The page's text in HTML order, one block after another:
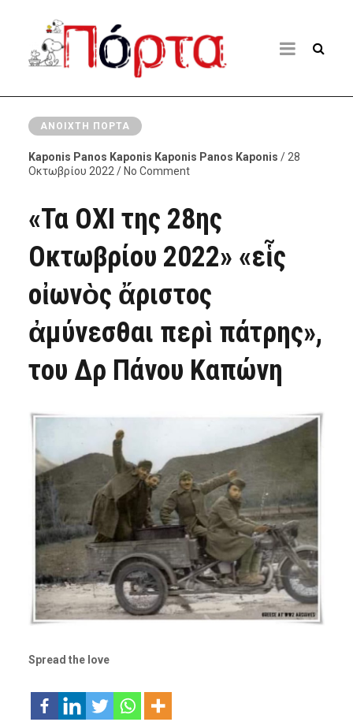
ΑΝΟΙΧΤΉ ΠΌΡΤΑ
Kaponis Panos Kaponis Kaponis Panos Kaponis / 28
Οκτωβρίου 2022 / No Comment
«Τα ΟΧΙ της 28ης
Οκτωβρίου 2022» «εἷς
οἰωνὸς ἄριστος
ἀμύνεσθαι περὶ πάτρης»,
του Δρ Πάνου Καπώνη
Spread the love